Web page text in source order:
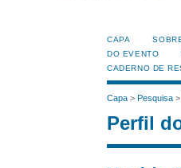
CAPA
DO EVENTO
CADERNO DE
Capa >Pesquisa
Perfil